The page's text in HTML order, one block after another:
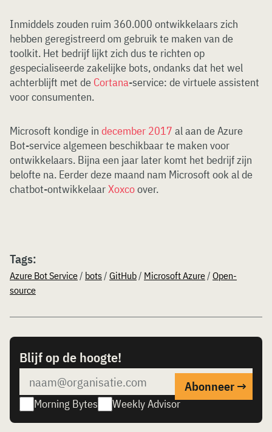
Inmiddels zouden ruim 360.000 ontwikkelaars zich
hebben geregistreerd om gebruik te maken van de
toolkit. Het bedrijf lijkt zich dus te richten op
gespecialiseerde zakelijke bots, ondanks dat het wel
achterblijft met de Cortana-service: de virtuele assistent
voor consumenten.
Microsoft kondige in december 2017 al aan de Azure
Bot-service algemeen beschikbaar te maken voor
ontwikkelaars. Bijna een jaar later komt het bedrijf zijn
belofte na. Eerder deze maand nam Microsoft ook al de
chatbot-ontwikkelaarXoxcoover.
Tags:
Azure Bot Service/ bots/ GitHub/ Microsoft Azure/ Open-
source
Blijf op de hoogte!
Morning Bytes Weekly Advisor